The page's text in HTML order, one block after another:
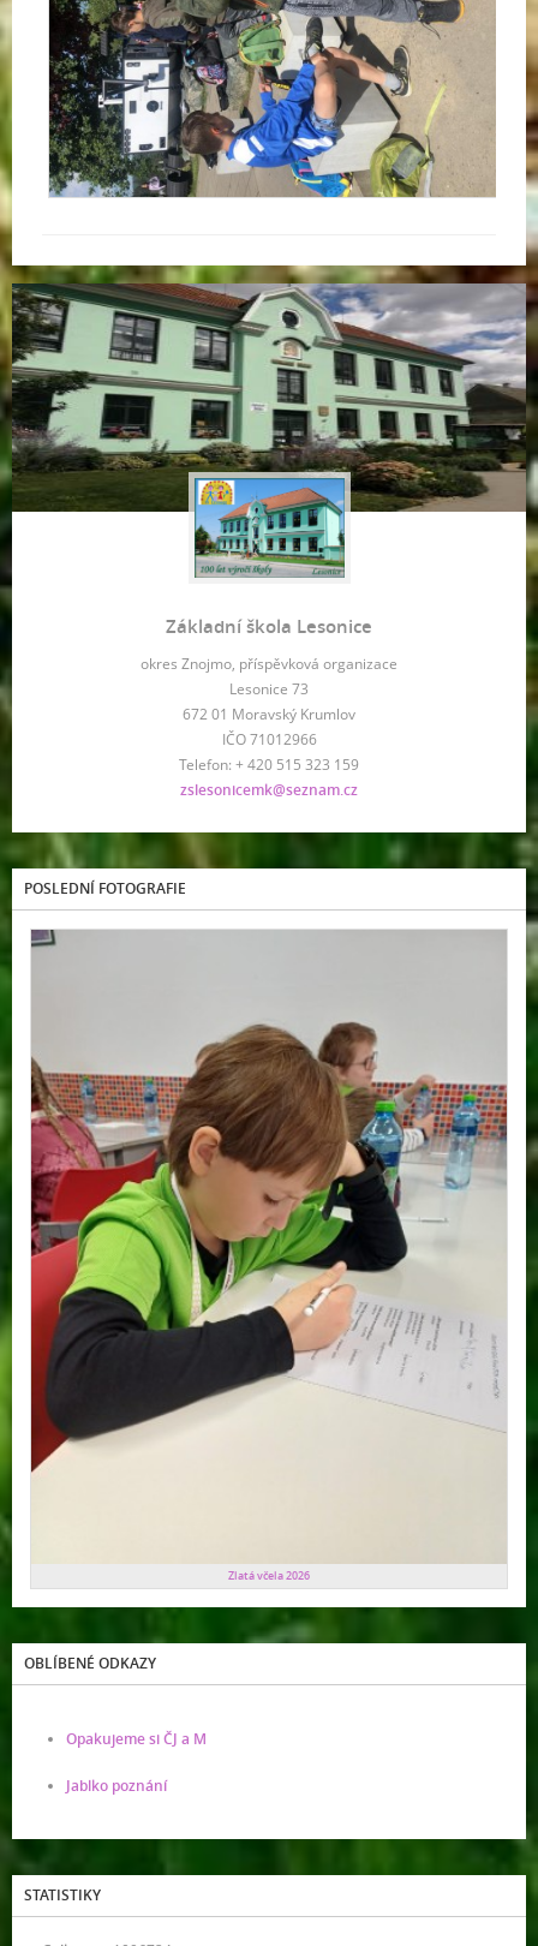
Základní škola Lesonice
okres Znojmo, příspěvková organizace
Lesonice 73
672 01 Moravský Krumlov
IČO 71012966
Telefon: + 420 515 323 159
zslesonicemk@seznam.cz
POSLEDNÍ FOTOGRAFIE
Zlatá včela 2026
OBLÍBENÉ ODKAZY
Opakujeme si ČJ a M
Jablko poznání
STATISTIKY